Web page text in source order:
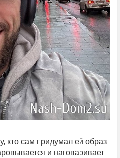
кто сам придумал ей образ
и наговаривает